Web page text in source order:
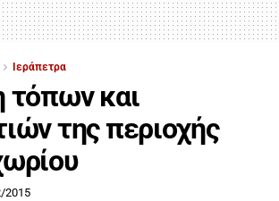
Ιεράπετρα
τόπων και
της περιοχής
2015